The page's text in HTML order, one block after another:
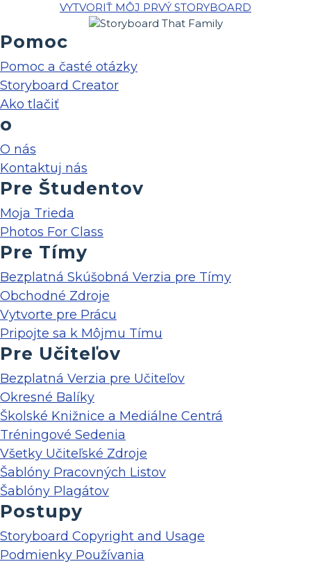
VYTVORIŤ MÔJ PRVÝ STORYBOARD
Pomoc
Pomoc a časté otázky
Storyboard Creator
Ako tlačiť
o
O nás
Kontaktuj nás
Pre Študentov
Moja Trieda
Photos For Class
Pre Tímy
Bezplatná Skúšobná Verzia pre Tímy
Obchodné Zdroje
Vytvorte pre Prácu
Pripojte sa k Môjmu Tímu
Pre Učiteľov
Bezplatná Verzia pre Učiteľov
Okresné Balíky
Školské Knižnice a Mediálne Centrá
Tréningové Sedenia
Všetky Učiteľské Zdroje
Šablóny Pracovných Listov
Šablóny Plagátov
Postupy
Storyboard Copyright and Usage
Podmienky Používania